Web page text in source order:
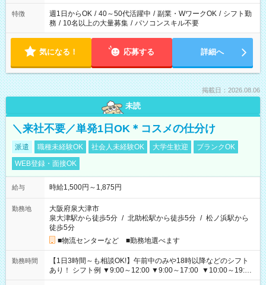
特徴 週1日からOK / 40～50代活躍中 / 副業・WワークOK / シフト勤
務 / 10名以上の大量募集 / パソコンスキル不要
気になる！ 応募する 詳細へ
掲載日：2026.08.06
未読
＼来社不要／単発1日OK＊コスメの仕分け
派遣 職種未経験OK 社会人未経験OK 大学生歓迎
ブランクOK
WEB登録・面接OK
給与 時給1,500円～1,875円
勤務地
大阪府泉大津市
泉大津駅から徒歩5分 / 北助松駅から徒歩5分 / 松ノ浜駅から
徒歩5分
■物流センターなど ■勤務地選べます
勤務時間
【1日3時間～も相談OK!】午前中のみや18時以降などのシフト
あり！ シフト例 ▼9:00～12:00 ▼9:00～17:00 ▼10:00～19:00
▼18:00～21:00